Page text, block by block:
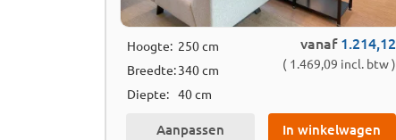
Hoogte: 250 cm
Breedte:340 cm
Diepte: 40 cm
vanaf 1.214,12
( 1.469,09 incl. btw )
Aanpassen In winkelwagen